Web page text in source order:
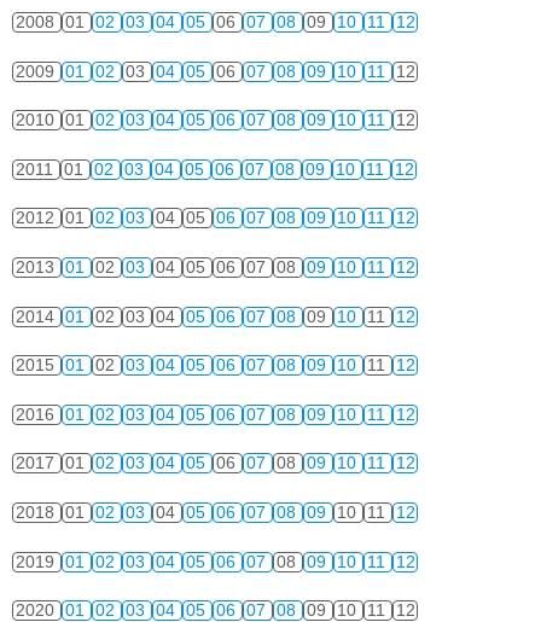
2008 01 02 03 04 05 06 07 08 09 10 11 12
2009 01 02 03 04 05 06 07 08 09 10 11 12
2010 01 02 03 04 05 06 07 08 09 10 11 12
2011 01 02 03 04 05 06 07 08 09 10 11 12
2012 01 02 03 04 05 06 07 08 09 10 11 12
2013 01 02 03 04 05 06 07 08 09 10 11 12
2014 01 02 03 04 05 06 07 08 09 10 11 12
2015 01 02 03 04 05 06 07 08 09 10 11 12
2016 01 02 03 04 05 06 07 08 09 10 11 12
2017 01 02 03 04 05 06 07 08 09 10 11 12
2018 01 02 03 04 05 06 07 08 09 10 11 12
2019 01 02 03 04 05 06 07 08 09 10 11 12
2020 01 02 03 04 05 06 07 08 09 10 11 12